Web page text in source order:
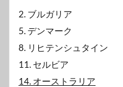
2. ブルガリア
5. デンマーク
8. リヒテンシュタイン
11. セルビア
14. オーストラリア